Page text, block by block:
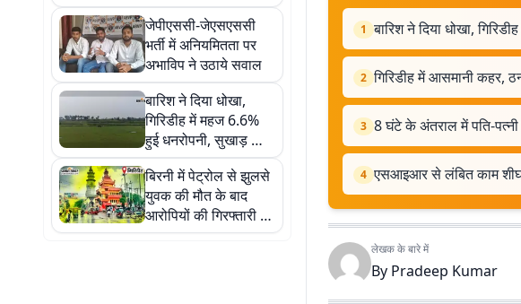
जेपीएससी-जेएसएससी
भर्ती में अनियमितता पर
अभाविप ने उठाये सवाल
बारिश ने दिया धोखा,
गिरिडीह में महज 6.6%
हुई धनरोपनी, सुखाड़ का
खतरा
बिरनी में पेट्रोल से झुलसे
युवक की मौत के बाद
आरोपियों की गिरफ्तारी के
लिए पुलिस की छापेमारी
1 बारिश ने दिया धोखा,
2 गिरिडीह में आसमानी कहर,
3 8 घंटे के अंतराल में पति-पत्नी
4 एसआइआर से लंबित काम
लेखक के बारे में
By Pradeep Kumar